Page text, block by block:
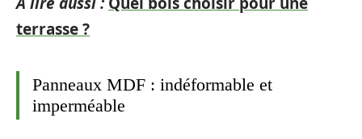
terrasse ?
Panneaux MDF : indéformable et
imperméable